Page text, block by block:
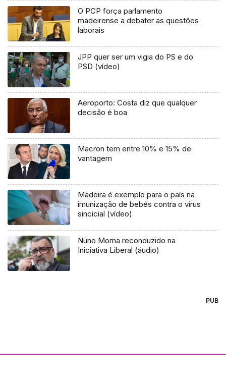
O PCP força parlamento
madeirense a debater as questões
laborais
JPP quer ser um vigia do PS e do
PSD (vídeo)
Aeroporto: Costa diz que qualquer
decisão é boa
Macron tem entre 10% e 15% de
vantagem
Madeira é exemplo para o país na
imunização de bebés contra o vírus
sincicial (vídeo)
Nuno Morna reconduzido na
Iniciativa Liberal (áudio)
PUB